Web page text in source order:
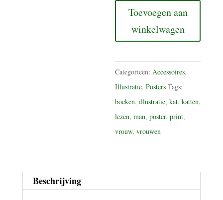
lezen
aantal
Toevoegen aan
winkelwagen
Categorieën:Accessoires,
Illustratie,Posters Tags:
boeken,illustratie,kat,katten,
lezen,man,poster,print,
vrouw,vrouwen
Beschrijving